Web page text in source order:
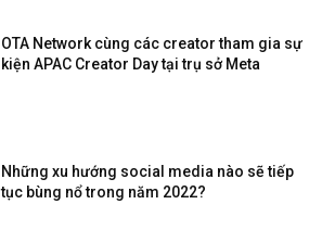
OTA Network cùng các creator tham gia sự
kiện APAC Creator Day tại trụ sở Meta
Những xu hướng social media nào sẽ tiếp
tục bùng nổ trong năm 2022?